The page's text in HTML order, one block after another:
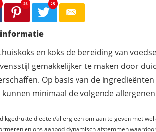
25 25
en koks de bereiding van
gemakkelijker te maken door
Op basis van de
kunnen minimaal de volgende
dieëten/allergieën om aan te geven met
en ons aanbod dynamisch afstemmen